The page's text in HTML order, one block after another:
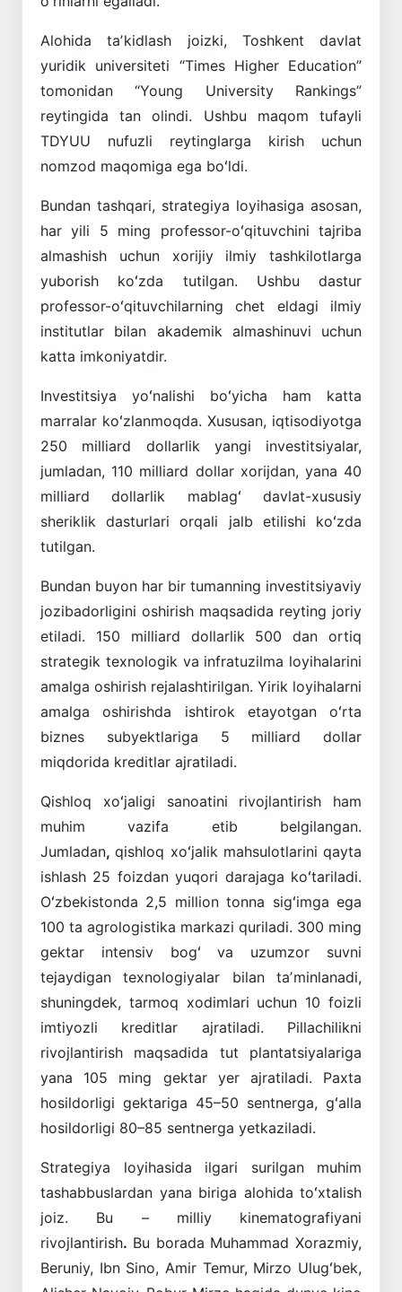
Alohida taʼkidlash joizki, Toshkent davlat
yuridik universiteti “Times Higher Education”
tomonidan “Young University Rankings”
reytingida tan olindi. Ushbu maqom tufayli
TDYUU nufuzli reytinglarga kirish uchun
nomzod maqomiga ega boʻldi.
Bundan tashqari, strategiya loyihasiga asosan,
har yili 5 ming professor-oʻqituvchini tajriba
almashish uchun xorijiy ilmiy tashkilotlarga
yuborish koʻzda tutilgan. Ushbu dastur
professor-oʻqituvchilarning chet eldagi ilmiy
institutlar bilan akademik almashinuvi uchun
katta imkoniyatdir.
Investitsiya yoʻnalishi boʻyicha ham katta
marralar koʻzlanmoqda. Xususan, iqtisodiyotga
250 milliard dollarlik yangi investitsiyalar,
jumladan, 110 milliard dollar xorijdan, yana 40
milliard dollarlik mablagʻ davlat-xususiy
sheriklik dasturlari orqali jalb etilishi koʻzda
tutilgan.
Bundan buyon har bir tumanning investitsiyaviy
jozibadorligini oshirish maqsadida reyting joriy
etiladi. 150 milliard dollarlik 500 dan ortiq
strategik texnologik va infratuzilma loyihalarini
amalga oshirish rejalashtirilgan. Yirik loyihalarni
amalga oshirishda ishtirok etayotgan oʻrta
biznes subyektlariga 5 milliard dollar
miqdorida kreditlar ajratiladi.
Qishloq xoʻjaligi sanoatini rivojlantirish ham
muhim vazifa etib belgilangan.
Jumladan,qishloq xoʻjalik mahsulotlarini qayta
ishlash 25 foizdan yuqori darajaga koʻtariladi.
Oʻzbekistonda 2,5 million tonna sigʻimga ega
100 ta agrologistika markazi quriladi. 300 ming
gektar intensiv bogʻ va uzumzor suvni
tejaydigan texnologiyalar bilan taʼminlanadi,
shuningdek, tarmoq xodimlari uchun 10 foizli
imtiyozli kreditlar ajratiladi. Pillachilikni
rivojlantirish maqsadida tut plantatsiyalariga
yana 105 ming gektar yer ajratiladi. Paxta
hosildorligi gektariga 45–50 sentnerga, gʻalla
hosildorligi 80–85 sentnerga yetkaziladi.
Strategiya loyihasida ilgari surilgan muhim
tashabbuslardan yana biriga alohida toʻxtalish
joiz. Bu – milliy kinematografiyani
rivojlantirish. Bu borada Muhammad Xorazmiy,
Beruniy, Ibn Sino, Amir Temur, Mirzo Ulugʻbek,